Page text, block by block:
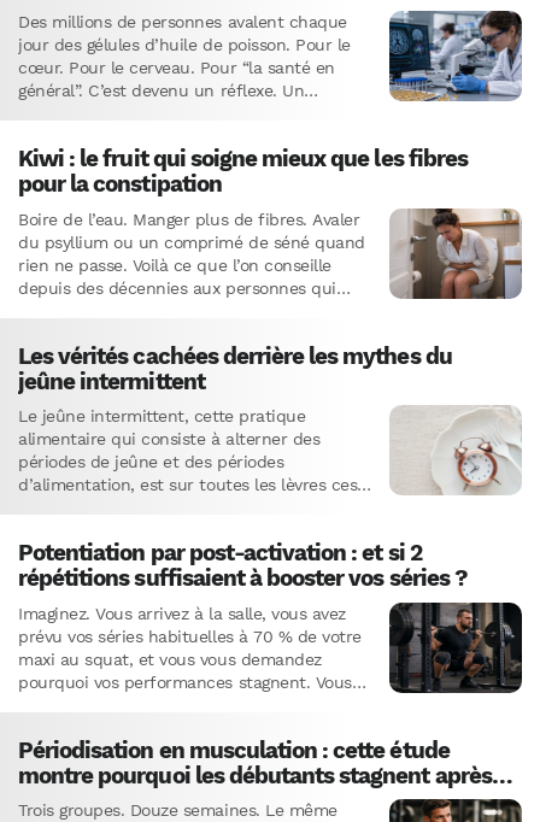
Des millions de personnes avalent chaque
jour des gélules d’huile de poisson. Pour le
cœur. Pour le cerveau. Pour “la santé en
général”. C’est devenu un réflexe. Un
Kiwi : le fruit qui soigne mieux que les fibres
pour la constipation
Boire de l’eau. Manger plus de fibres. Avaler
du psyllium ou un comprimé de séné quand
rien ne passe. Voilà ce que l’on conseille
depuis des décennies aux personnes qui…
Les vérités cachées derrière les mythes du
jeûne intermittent
Le jeûne intermittent, cette pratique
alimentaire qui consiste à alterner des
périodes de jeûne et des périodes
d’alimentation, est sur toutes les lèvres ces
Potentiation par post-activation : et si 2
répétitions suffisaient à booster vos séries ?
Imaginez. Vous arrivez à la salle, vous avez
prévu vos séries habituelles à 70 % de votre
maxi au squat, et vous vous demandez
pourquoi vos performances stagnent. Vous
Périodisation en musculation : cette étude
montre pourquoi les débutants stagnent après 6
semaines
Trois groupes. Douze semaines. Le même